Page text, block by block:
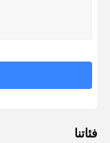
فئاتنا